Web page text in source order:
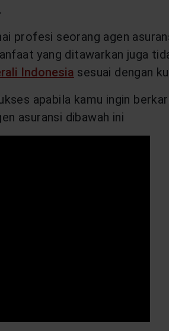
profesi seorang agen
yang ditawarkan juga
Indonesia sesuai dengan
apabila kamu ingin
asuransi dibawah ini